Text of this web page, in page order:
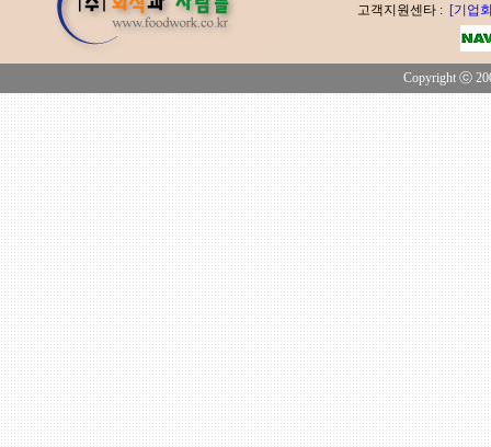
고객지원센타 : [기업
Copyright ⓒ